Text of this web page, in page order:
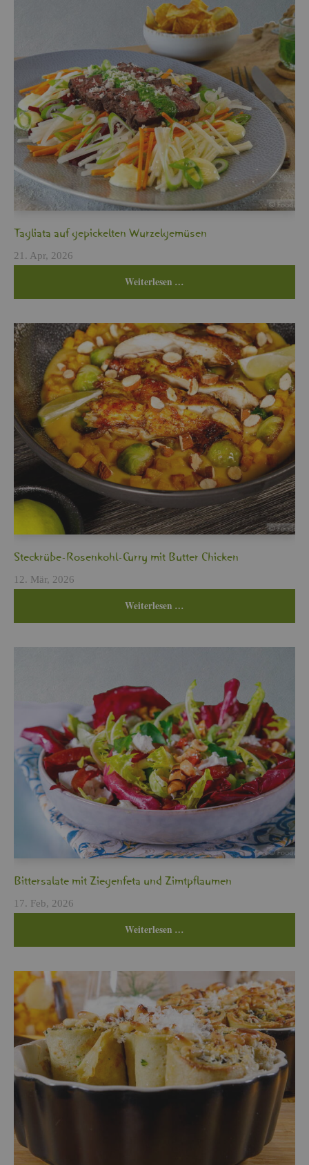
Ta­glia­ta auf ge­pi­ckel­ten Wur­zel­ge­mü­sen
21. Apr, 2026
Wei­ter­le­sen …
Steck­rü­be-Ro­sen­kohl-Curry mit But­ter Chi­cken
12. Mär, 2026
Wei­ter­le­sen …
Bit­ter­sa­la­te mit Zie­gen­fe­ta und Zimt­pflau­men
17. Feb, 2026
Wei­ter­le­sen …